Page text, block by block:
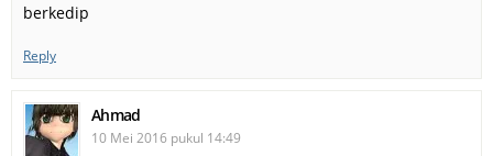
berkedip
Reply
Ahmad
10 Mei 2016 pukul 14:49